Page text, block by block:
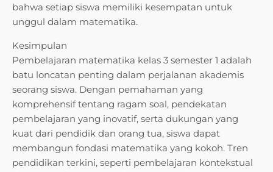
bahwa setiap siswa memiliki kesempatan untuk
unggul dalam matematika.
Kesimpulan
Pembelajaran matematika kelas 3 semester 1 adalah
batu loncatan penting dalam perjalanan akademis
seorang siswa. Dengan pemahaman yang
komprehensif tentang ragam soal, pendekatan
pembelajaran yang inovatif, serta dukungan yang
kuat dari pendidik dan orang tua, siswa dapat
membangun fondasi matematika yang kokoh. Tren
pendidikan terkini, seperti pembelajaran kontekstual